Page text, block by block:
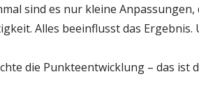
sind es nur kleine
Alles beeinflusst das
die Punkteentwicklung – das ist